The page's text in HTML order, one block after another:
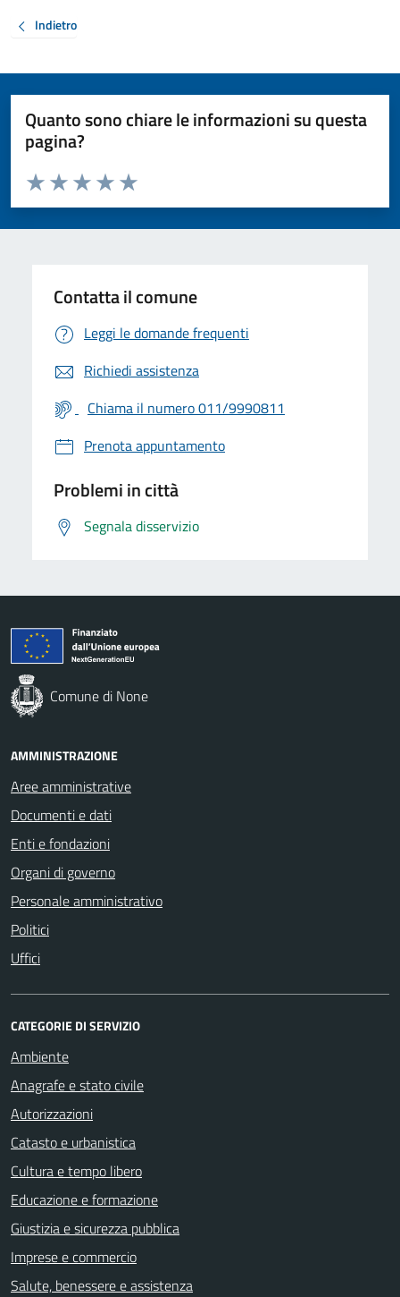
Indietro
Quanto sono chiare le informazioni su questa
pagina?
Valuta da 1 a 5 stelle la pagina
Valuta 5 stelle su 5
Valuta 4 stelle su 5
Valuta 3 stelle su 5
Valuta 2 stelle su 5
Valuta 1 stelle su 5
Contatta il comune
Leggi le domande frequenti
Richiedi assistenza
Chiama il numero 011/9990811
Prenota appuntamento
Problemi in città
Segnala disservizio
Comune di None
AMMINISTRAZIONE
Aree amministrative
Documenti e dati
Enti e fondazioni
Organi di governo
Personale amministrativo
Politici
Uffici
CATEGORIE DI SERVIZIO
Ambiente
Anagrafe e stato civile
Autorizzazioni
Catasto e urbanistica
Cultura e tempo libero
Educazione e formazione
Giustizia e sicurezza pubblica
Imprese e commercio
Salute, benessere e assistenza